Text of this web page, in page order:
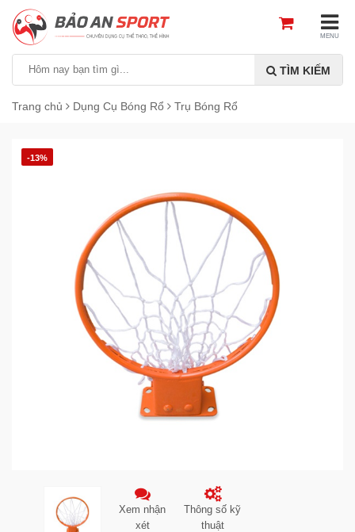
MENU
TÌM KIẾM
Trang chủ Dụng Cụ Bóng Rổ Trụ Bóng Rổ
-13%
Xem nhận
xét
Thông số kỹ
thuật